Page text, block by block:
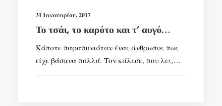
31 Ιανουαρίου, 2017
Το τσάι, το καρότο και τ’ αυγό…
Κάποτε παραπονιόταν ένας άνθρωπος πως
είχε βάσανα πολλά. Τον κάλεσε, που λες,…